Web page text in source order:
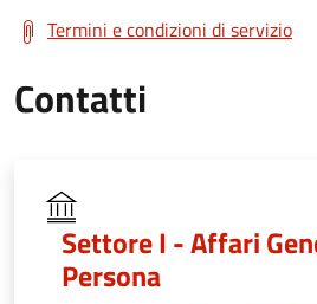
Termini e condizioni di servizio
Contatti
Settore I - Affari
Persona